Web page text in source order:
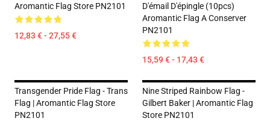
Aromantic Flag Store PN2101
12,83 € - 27,55 €
D'émail D'épingle (10pcs)
Aromantic Flag A Conserver
PN2101
15,59 € - 17,43 €
Transgender Pride Flag - Trans
Flag | Aromantic Flag Store
PN2101
Nine Striped Rainbow Flag -
Gilbert Baker | Aromantic Flag
Store PN2101